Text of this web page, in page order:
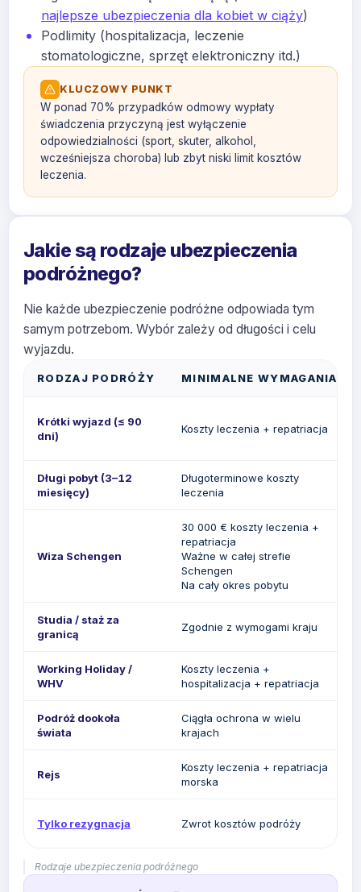
najlepsze ubezpieczenia dla kobiet w ciąży)
Podlimity (hospitalizacja, leczenie
stomatologiczne, sprzęt elektroniczny itd.)
KLUCZOWY PUNKT
W ponad 70% przypadków odmowy wypłaty
świadczenia przyczyną jest wyłączenie
odpowiedzialności (sport, skuter, alkohol,
wcześniejsza choroba) lub zbyt niski limit kosztów
leczenia.
Jakie są rodzaje ubezpieczenia
podróżnego?
Nie każde ubezpieczenie podróżne odpowiada tym
samym potrzebom. Wybór zależy od długości i celu
wyjazdu.
RODZAJ PODRÓŻY MINIMALNE WYMAGANIA
Krótki wyjazd (≤ 90
dni)
Koszty leczenia + repatriacja
Długi pobyt (3–12
miesięcy)
Długoterminowe koszty
leczenia
Wiza Schengen
30 000 € koszty leczenia +
repatriacja
Ważne w całej strefie
Schengen
Na cały okres pobytu
Studia / staż za
granicą
Zgodnie z wymogami kraju
Working Holiday /
WHV
Koszty leczenia +
hospitalizacja + repatriacja
Podróż dookoła
świata
Ciągła ochrona w wielu
krajach
Rejs
Koszty leczenia + repatriacja
morska
Tylko rezygnacja Zwrot kosztów podróży
Rodzaje ubezpieczenia podróżnego